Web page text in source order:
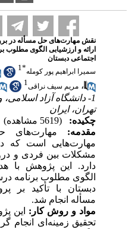
نقش مهارت‌های حل مسأله در
ارائه و ارزشیابی الگوی مطلوب
اجتماعی دبستان
سمیرا ابراهیم پور کومله*
1
، مریم سیف نراقی 1
1- دانشگاه آزاد
تهران، ایران
چکیده:
(5619 مشاهده)
مقدمه: مهارت‌های
مهارت‌هایی است که
مشکلات بین فردی و
دارد. این پژوهش با
الگوی مطلوب برنامه
دبستان با تأکید بر
مسأله انجام شد.
مواد و روش کار:
این
تحقیق زمینه‌ای انجام